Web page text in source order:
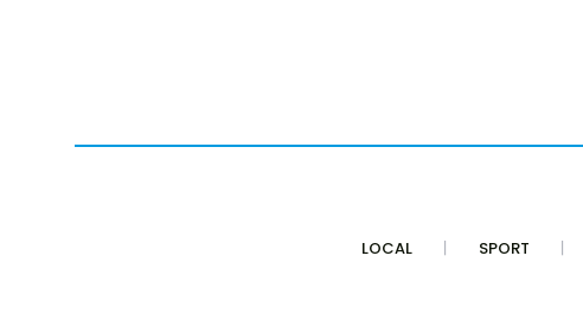
LOCAL SPORT